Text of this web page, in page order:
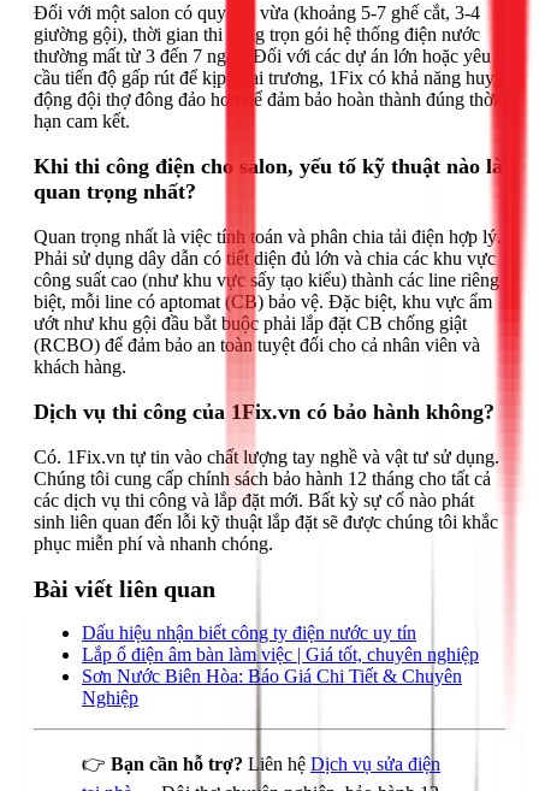
Đối với một salon có quy mô vừa (khoảng 5-7 ghế cắt, 3-4
giường gội), thời gian thi công trọn gói hệ thống điện nước
thường mất từ 3 đến 7 ngày. Đối với các dự án lớn hoặc yêu
cầu tiến độ gấp rút để kịp khai trương, 1Fix có khả năng huy
động đội thợ đông đảo hơn để đảm bảo hoàn thành đúng thời
hạn cam kết.
Khi thi công điện cho salon, yếu tố kỹ thuật nào là
quan trọng nhất?
Quan trọng nhất là việc tính toán và phân chia tải điện hợp lý.
Phải sử dụng dây dẫn có tiết diện đủ lớn và chia các khu vực
công suất cao (như khu vực sấy tạo kiểu) thành các line riêng
biệt, mỗi line có aptomat (CB) bảo vệ. Đặc biệt, khu vực ẩm
ướt như khu gội đầu bắt buộc phải lắp đặt CB chống giật
(RCBO) để đảm bảo an toàn tuyệt đối cho cả nhân viên và
khách hàng.
Dịch vụ thi công của 1Fix.vn có bảo hành không?
Có. 1Fix.vn tự tin vào chất lượng tay nghề và vật tư sử dụng.
Chúng tôi cung cấp chính sách bảo hành 12 tháng cho tất cả
các dịch vụ thi công và lắp đặt mới. Bất kỳ sự cố nào phát
sinh liên quan đến lỗi kỹ thuật lắp đặt sẽ được chúng tôi khắc
phục miễn phí và nhanh chóng.
Bài viết liên quan
Dấu hiệu nhận biết công ty điện nước uy tín
Lắp ổ điện âm bàn làm việc | Giá tốt, chuyên nghiệp
Sơn Nước Biên Hòa: Báo Giá Chi Tiết & Chuyên
Nghiệp
👉 Bạn cần hỗ trợ? Liên hệ Dịch vụ sửa điện